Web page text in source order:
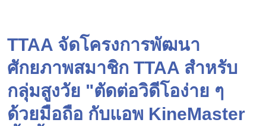
TTAA จัดโครงการพัฒนา
ศักยภาพสมาชิก TTAA สำหรับ
กลุ่มสูงวัย "ตัดต่อวิดีโอง่าย ๆ
ด้วยมือถือ กับแอพ KineMaster